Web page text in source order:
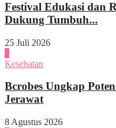
Festival Edukasi dan
Dukung Tumbuh...
25 Juli 2026
Kesehatan
Bcrobes Ungkap
Jerawat
8 Agustus 2026